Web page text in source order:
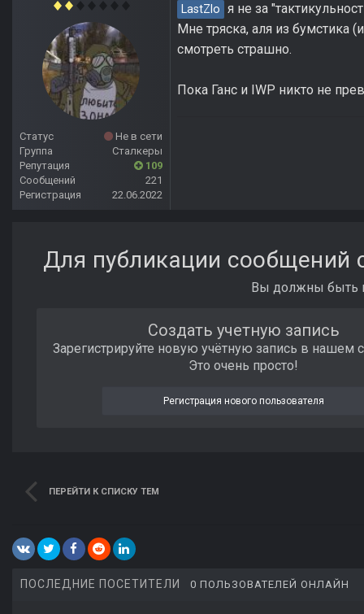
Статус
Не в сети
Группа
Сталкеры
Репутация
109
Сообщений
221
Регистрация
22.06.2022
LastZlo я не за
Мне тряска, аля из бумстика
смотреть страшно.
Пока Ганс и IWP никто не
Для публикации сообщений
Вы должны быть
Создать учетную запись
Зарегистрируйте новую учётную запись в нашем
Это очень просто!
Регистрация нового пользователя
ПЕРЕЙТИ К СПИСКУ ТЕМ
ПОСЛЕДНИЕ ПОСЕТИТЕЛИ 0 ПОЛЬЗОВАТЕЛЕЙ ОНЛАЙН